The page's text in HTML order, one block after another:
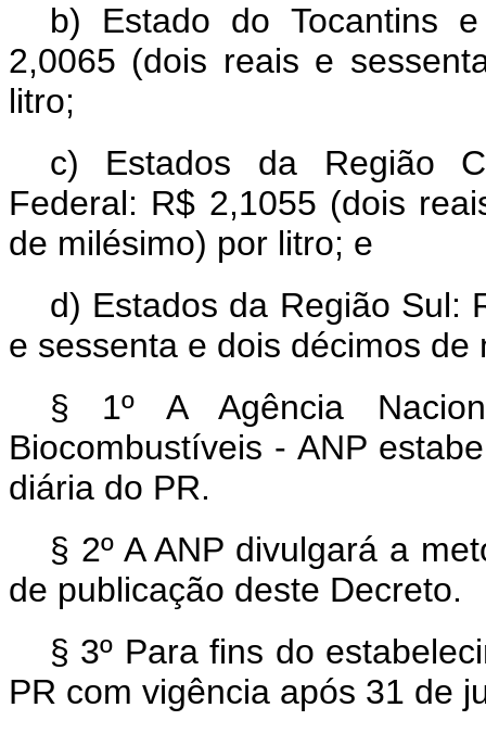
b) Estado do Tocantins
2,0065 (dois reais e
litro;
c) Estados da Região
Federal: R$ 2,1055 (dois
de milésimo) por litro; e
d) Estados da Região Sul:
e sessenta e dois décimos de
§ 1º A Agência
Biocombustíveis - ANP
diária do PR.
§ 2º A ANP divulgará a
de publicação deste Decreto.
§ 3º Para fins do
PR com vigência após 31 de